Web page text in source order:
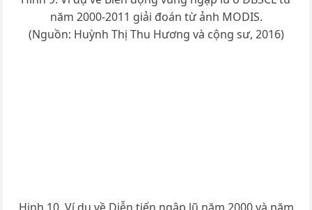
năm 2000-2011 giải đoán từ ảnh MODIS.
(Nguồn: Huỳnh Thị Thu Hương và cộng sư, 2016)